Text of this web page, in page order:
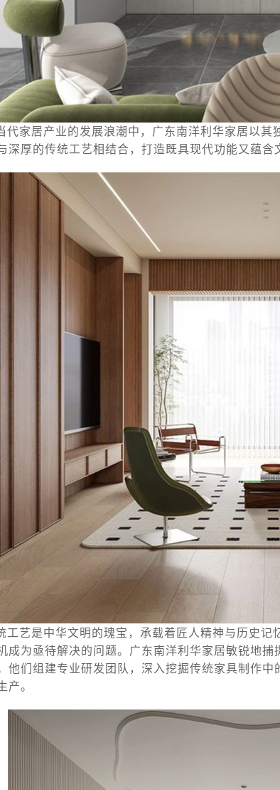
代家居产业的发展浪潮中，广东南洋利华家居以
深厚的传统工艺相结合，打造既具现代功能又蕴含
工艺是中华文明的瑰宝，承载着匠人精神与历史
成为亟待解决的问题。广东南洋利华家居敏锐地
他们组建专业研发团队，深入挖掘传统家具制作
产。